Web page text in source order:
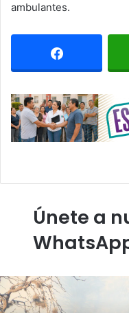
ambulantes.
Únete a